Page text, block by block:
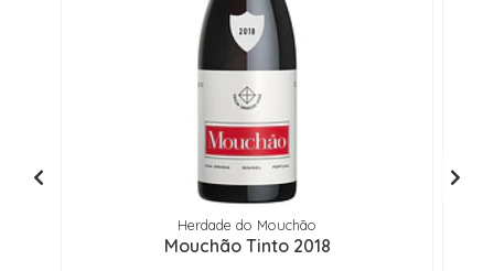
Herdade do Mouchão
Mouchão Tinto 2018